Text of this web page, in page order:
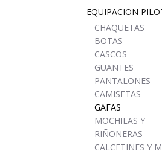
EQUIPACION
CHAQUETAS
BOTAS
CASCOS
GUANTES
PANTALONES
CAMISETAS
GAFAS
MOCHILAS Y
RIÑONERAS
CALCETINES Y